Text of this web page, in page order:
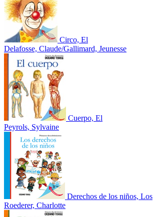
Circo, El
Delafosse, Claude/Gallimard, Jeunesse
Cuerpo, El
Peyrols, Sylvaine
Derechos de los niños, Los
Roederer, Charlotte